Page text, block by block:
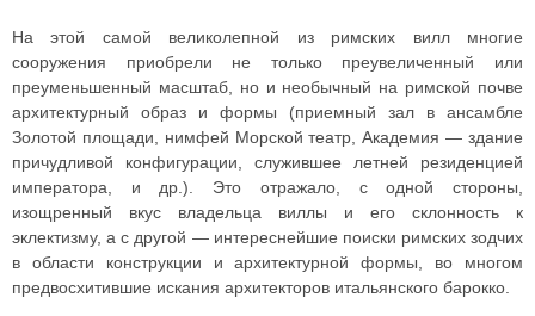
На этой самой великолепной из римских вилл многие
сооружения приобрели не только преувеличенный или
преуменьшенный масштаб, но и необычный на римской почве
архитектурный образ и формы (приемный зал в ансамбле
Золотой площади, нимфей Морской театр, Академия — здание
причудливой конфигурации, служившее летней резиденцией
императора, и др.). Это отражало, с одной стороны,
изощренный вкус владельца виллы и его склонность к
эклектизму, а с другой — интереснейшие поиски римских зодчих
в области конструкции и архитектурной формы, во многом
предвосхитившие искания архитекторов итальянского барокко.